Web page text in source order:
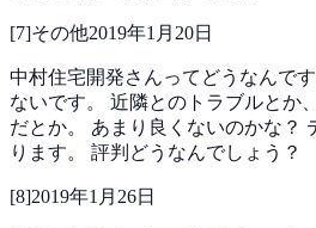
[7]その他2019年1月20日
中村住宅開発さんってどうなんです
ないです。 近隣とのトラブルとか、
だとか。 あまり良くないのかな？
ります。 評判どうなんでしょう？
[8]2019年1月26日